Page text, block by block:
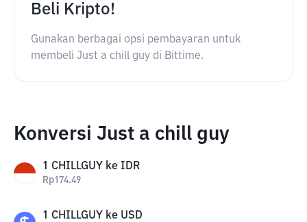
Beli Kripto!
Gunakan berbagai opsi pembayaran untuk
membeli Just a chill guy di Bittime.
Konversi Just a chill guy
1 CHILLGUY ke IDR
Rp174.49
1 CHILLGUY ke USD